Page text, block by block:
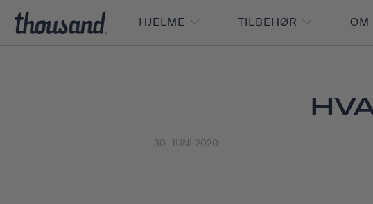
HJELME TILBEHØR OM
30. JUNI 2020